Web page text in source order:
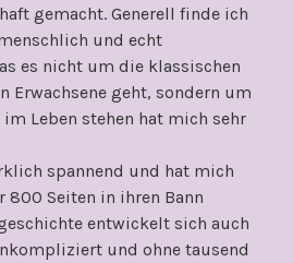
gemacht. Generell finde ich
und echt
es nicht um die klassischen
Erwachsene geht, sondern um
im Leben stehen hat mich sehr
spannend und hat mich
Seiten in ihren Bann
entwickelt sich auch
und ohne tausend